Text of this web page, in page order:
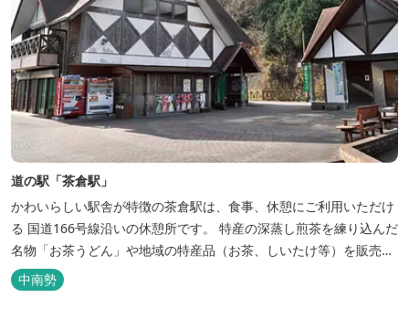
道の駅「茶倉駅」
かわいらしい駅舎が特徴の茶倉駅は、食事、休憩にご利用いただけ
る 国道166号線沿いの休憩所です。 特産の深蒸し煎茶を練り込んだ
名物「お茶うどん」や地域の特産品（お茶、しいたけ等）を販売。
吊り橋をわたれば宿泊施設のエバーグレイズ香肌峡まですぐ。 【イ
チオシ名物】 ・味噌カツ丼…地元産の甘味噌を使ったボリュームた
中南勢